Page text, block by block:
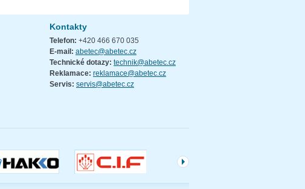
Kontakty
Telefon: +420 466 670 035
E-mail: abetec@abetec.cz
Technické dotazy: technik@abetec.cz
Reklamace: reklamace@abetec.cz
Servis: servis@abetec.cz